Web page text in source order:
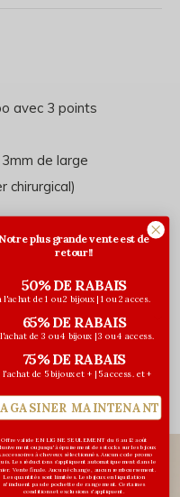
avec 3 points
de large
chirurgical)
Notre plus grande vente est de
retour!!
50% DE RABAIS
l'achat de 1 ou 2 bijoux | 1 ou 2 acces.
65% DE RABAIS
de 3 ou 4 bijoux | 3 ou 4 access.
75% DE RABAIS
l'achat de 5 bijoux et + | 5 access. et +
MAINTENANT
Offre valide EN LIGNE SEULEMENT du 6 au 12 août
ou jusqu'à épuisement des stocks sur les bijoux
accessoires à cheveux sélectionnés. Aucun code promo
Les réductions s’appliquent automatiquement dans le
Vente finale. Aucun échange, aucun remboursement.
Les quantités sont limitées. Les bijoux en liquidation
n'incluent pas de pochette de rangement. Certaines
conditions et exclusions s'appliquent.